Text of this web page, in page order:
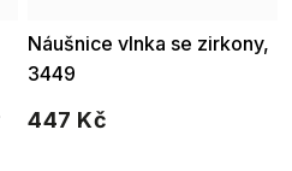
Náušnice vlnka se zirkony,
3449
447 Kč